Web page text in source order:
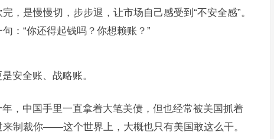
，是慢慢切，步步退，让市场自己感受到“不安全感”。
：“你还得起钱吗？你想赖账？”
安全账、战略账。
，中国手里一直拿着大笔美债，但也经常被美国抓着
制裁你——这个世界上，大概也只有美国敢这么干。